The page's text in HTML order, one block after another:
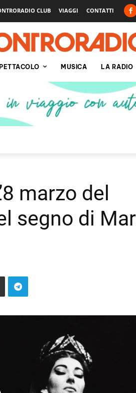
CLUB VIAGGI CONTATTI
MUSICA LA RADIO
marzo del
segno di